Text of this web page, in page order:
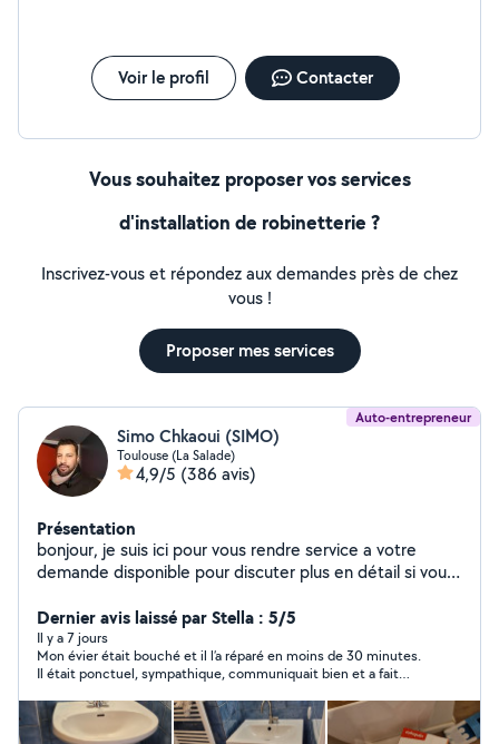
professionnele Devis gratuit Prix compétitifs
Intervention sur Toulouse et alentours Contact : 07-64-
82-03-95 Disponible pour dépannage urgent
Voir le profil Contacter
Vous souhaitez proposer vos services
d'installation de robinetterie ?
Inscrivez-vous et répondez aux demandes près de chez
vous !
Proposer mes services
Auto-entrepreneur
Simo Chkaoui (SIMO)
Toulouse (La Salade)
4,9/5 (386 avis)
Présentation
bonjour, je suis ici pour vous rendre service a votre
demande disponible pour discuter plus en détail si vous
société d entretien et rénovation des maisons et des
appartements. n hésitez pas à me contacter à votre
service
Dernier avis laissé par Stella : 5/5
Il y a 7 jours
Mon évier était bouché et il l’a réparé en moins de 30 minutes.
Il était ponctuel, sympathique, communiquait bien et a fait
services!!!